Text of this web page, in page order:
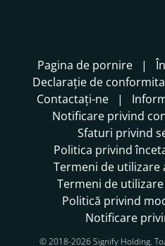
Pagina de pornire
Declarație de
Contactați-ne
Notificare privind
Sfaturi privind
Politica privind
Termeni de utilizare
Termeni de
Politică privind
Notificare
© 2018-2026 Signify Holding.